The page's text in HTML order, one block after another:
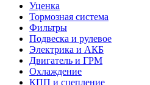
Уценка
Тормозная система
Фильтры
Подвеска и рулевое
Электрика и АКБ
Двигатель и ГРМ
Охлаждение
КПП и сцепление